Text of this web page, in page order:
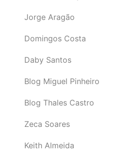
Jorge Aragão
Domingos Costa
Daby Santos
Blog Miguel Pinheiro
Blog Thales Castro
Zeca Soares
Keith Almeida